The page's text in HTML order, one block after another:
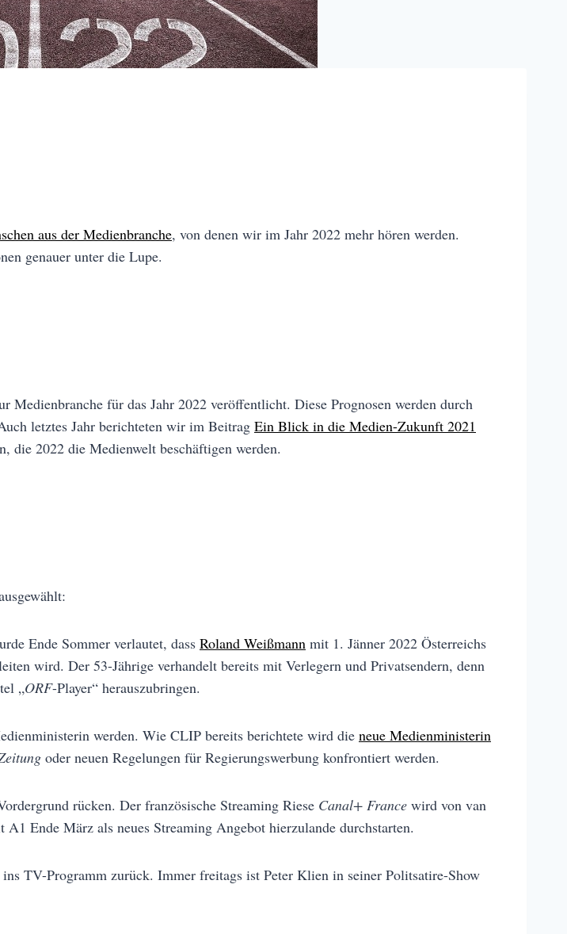
aus der Medienbranche, von denen wir im Jahr 2022 mehr hören werden.
genauer unter die Lupe.
Medienbranche für das Jahr 2022 veröffentlicht. Diese Prognosen werden durch
letztes Jahr berichteten wir im Beitrag Ein Blick in die Medien-Zukunft 2021
die 2022 die Medienwelt beschäftigen werden.
Ende Sommer verlautet, dass Roland Weißmann mit 1. Jänner 2022 Österreichs
wird. Der 53-Jährige verhandelt bereits mit Verlegern und Privatsendern, denn
„ORF-Player“ herauszubringen.
werden. Wie CLIP bereits berichtete wird die neue Medienministerin
oder neuen Regelungen für Regierungswerbung konfrontiert werden.
rücken. Der französische Streaming Riese Canal+ France wird von van
Ende März als neues Streaming Angebot hierzulande durchstarten.
TV-Programm zurück. Immer freitags ist Peter Klien in seiner Politsatire-Show